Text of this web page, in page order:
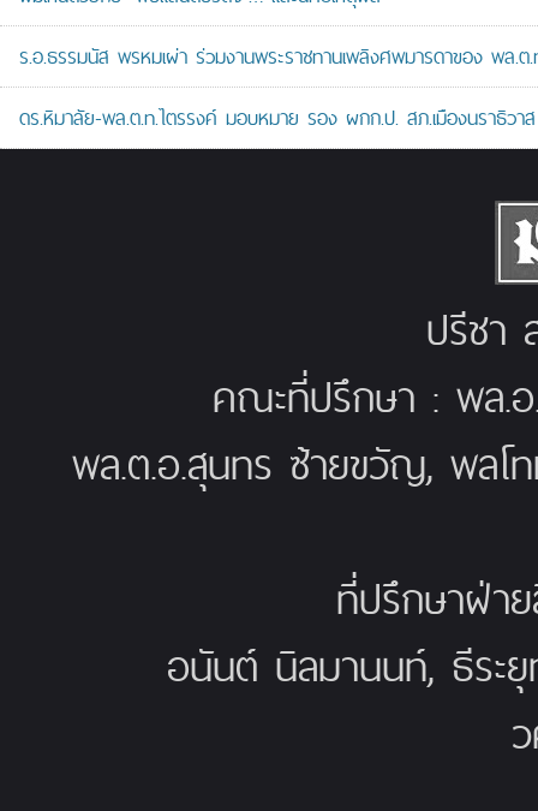
ร.อ.ธรรมนัส พรหมเผ่า ร่วมงานพระราชทานเพลิงศพมารดาของ พล.
ดร.หิมาลัย-พล.ต.ท.ไตรรงค์ มอบหมาย รอง ผกก.ป. สภ.เมืองนราธิว
ปรีชา
คณะที่ปรึกษา : พล.
พล.ต.อ.สุนทร ซ้ายขวัญ, พล
ที่ปรึกษาฝ่า
อนันต์ นิลมานนท์, ธีร